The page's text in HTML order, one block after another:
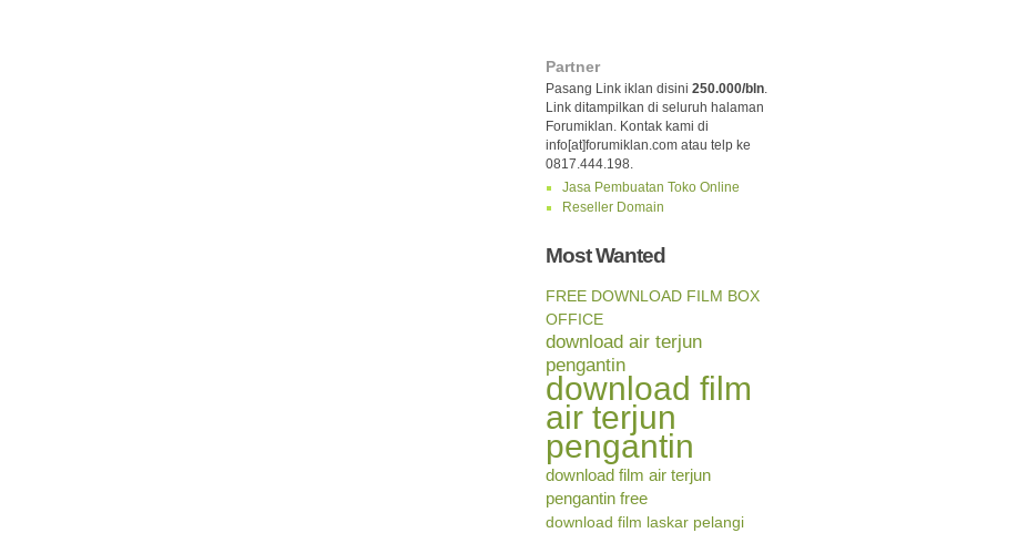
Partner
Pasang Link iklan disini 250.000/bln.
Link ditampilkan di seluruh halaman
Forumiklan. Kontak kami di
info[at]forumiklan.com atau telp ke
0817.444.198.
Jasa Pembuatan Toko Online
Reseller Domain
Most Wanted
FREE DOWNLOAD FILM BOX
OFFICE
download air terjun
pengantin
download film
air terjun
pengantin
download film air terjun
pengantin free
download film laskar pelangi